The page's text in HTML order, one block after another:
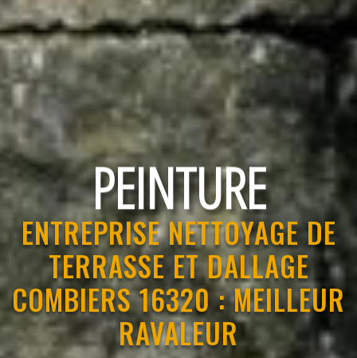
RAVALEMENT
ENTREPRISE NETTOYAGE DE
TERRASSE ET DALLAGE
COMBIERS 16320 : MEILLEUR
RAVALEUR